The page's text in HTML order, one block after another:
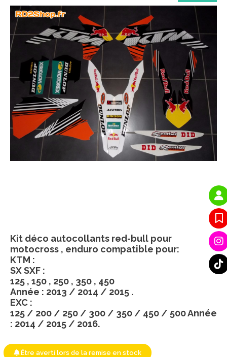
Kit déco autocollants red-bull pour
motocross , enduro compatible pour:
KTM :
SX SXF :
125 , 150 , 250 , 350 , 450
Année : 2013 / 2014 / 2015 .
EXC :
125 / 200 / 250 / 300 / 350 / 450 / 500 Année
: 2014 / 2015 / 2016.
Être averti lors de la remise en stock